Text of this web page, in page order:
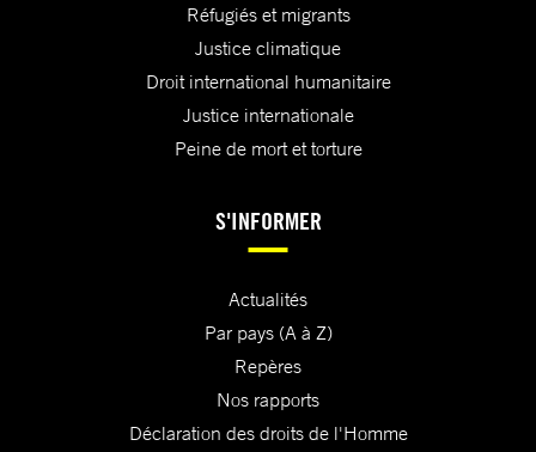
Réfugiés et migrants
Justice climatique
Droit international humanitaire
Justice internationale
Peine de mort et torture
S'INFORMER
Actualités
Par pays (A à Z)
Repères
Nos rapports
Déclaration des droits de l'Homme